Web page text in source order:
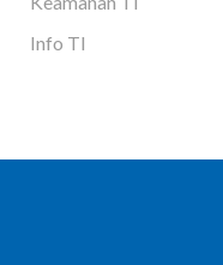
Info TI